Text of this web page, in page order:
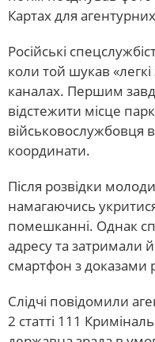
Картах для агентурних
Російські
коли той шукав
каналах. Першим
відстежити місце
військовослужбовця
координати.
Після розвідки
намагаючись
помешканні. Однак
адресу та затримали
смартфон з доказами
Слідчі повідомили
2 статті 111